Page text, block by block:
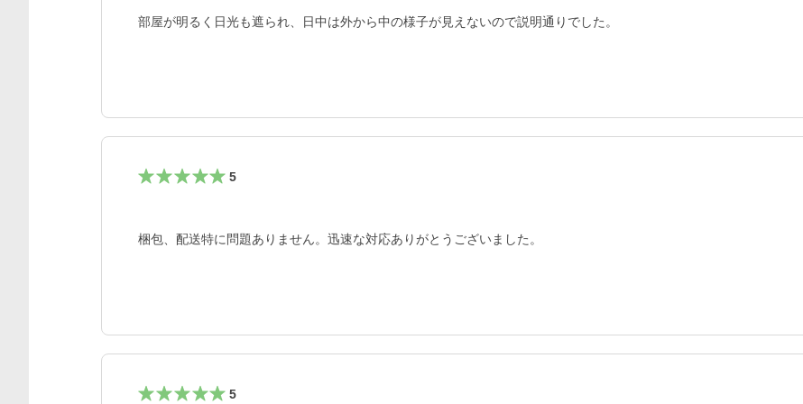
部屋が明るく日光も遮られ、日中は外から中の様子が見えないので説明通りでした。
5
梱包、配送特に問題ありません。迅速な対応ありがとうございました。
5